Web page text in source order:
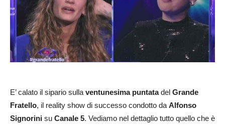
E’ calato il sipario sulla ventunesima puntatadel Grande
Fratello, il reality show di successo condotto da Alfonso
Signorini su Canale 5. Vediamo nel dettaglio tutto quello che è